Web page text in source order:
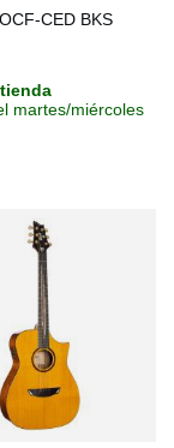
CED BKS
martes/miércoles